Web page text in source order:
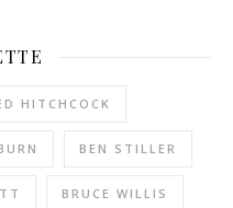
HITCHCOCK
BEN STILLER
BRUCE WILLIS